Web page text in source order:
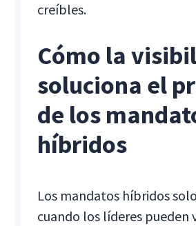
creíbles.
Cómo la
soluciona el
de los
híbridos
Los mandatos híbridos
cuando los líderes pueden